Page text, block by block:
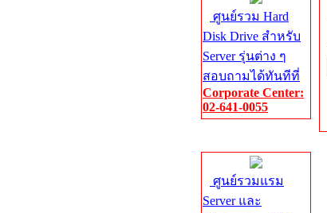
ศูนย์รวม Hard
Disk Drive สำหรับ
Server รุ่นต่าง ๆ
สอบถามได้ทันทีที่
Corporate Center:
02-641-0055
ศูนย์รวมแรม
Server และ